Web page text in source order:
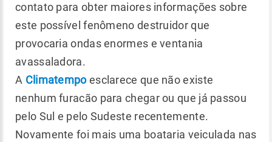
contato para obter maiores informações sobre
este possível fenômeno destruidor que
provocaria ondas enormes e ventania
avassaladora.
A Climatempoesclarece que não existe
nenhum furacão para chegar ou que já passou
pelo Sul e pelo Sudeste recentemente.
Novamente foi mais uma boataria veiculada nas